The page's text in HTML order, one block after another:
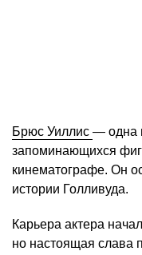
Брюс Уиллис — одна
запоминающихся
кинематографе. Он
истории Голливуда.
Карьера актера
но настоящая слава